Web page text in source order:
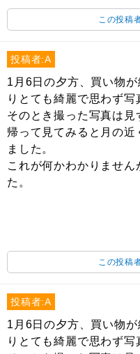
この投稿
投稿者:A
1月6日の夕方、買い物
りとても綺麗で思わず写
そのとき撮った写真は見
帰って見てみると月の
ました。
これが何かわかりませ
た。
この投稿
投稿者:A
1月6日の夕方、買い物
りとても綺麗で思わず写